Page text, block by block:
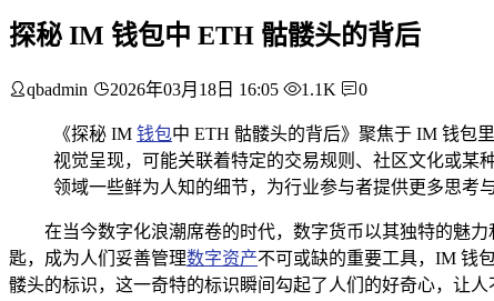
探秘 IM 钱包中 ETH 骷髅头的背后
qbadmin 2026年03月18日 16:05 1.1K 0
《探秘 IM 钱包中 ETH 骷髅头的背后》聚焦于 IM 钱包
视觉呈现，可能关联着特定的交易规则、社区文化或某
领域一些鲜为人知的细节，为行业参与者提供更多思考与
在当今数字化浪潮席卷的时代，数字货币以其独特的魅
匙，成为人们妥善管理数字资产不可或缺的重要工具，IM 钱
髅头的标识，这一奇特的标识瞬间勾起了人们的好奇心，让